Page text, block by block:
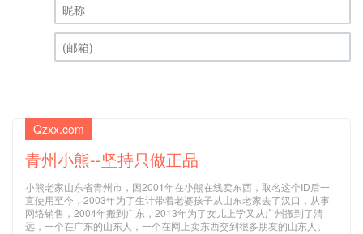
昵称 (必填)
Qzxx.com
青州小熊--坚持只做正品
小熊老家山东省青州市，因2001年在小熊在线卖东西，取名这个ID后一
直使用至今，2003年为了生计带着老婆孩子从山东老家去了汉口，从事
网络销售，2004年搬到广东，2013年为了女儿上学又从广州搬到了清
远，一个在广东的山东人，一个在网上卖东西交到很多朋友的山东人。